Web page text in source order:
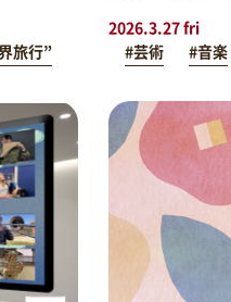
旅行”
2026.3.27 fri
#芸術
#音楽